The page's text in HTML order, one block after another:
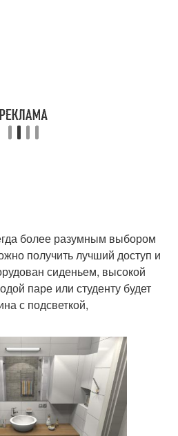
более разумным выбором
получить лучший доступ и
сиденьем, высокой
паре или студенту будет
с подсветкой,